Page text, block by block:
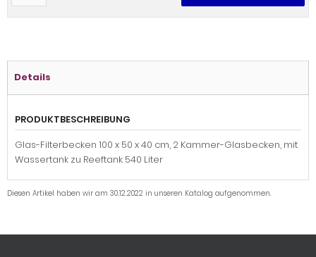
Details
PRODUKTBESCHREIBUNG
Glas-Filterbecken 100 x 50 x 40 cm, 2 Kammer-Glasbecken, mit
Wassertank zu Reeftank 540 Liter
Diesen Artikel haben wir am 30.12.2022 in unseren Katalog aufgenommen.